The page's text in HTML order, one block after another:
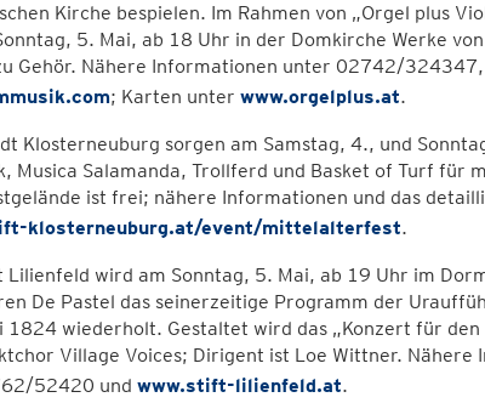
Kirche bespielen. Im Rahmen von „Orgel plus
5. Mai, ab 18 Uhr in der Domkirche Werke
Gehör. Nähere Informationen unter 02742/
; Karten unter www.orgelplus.at.
Klosterneuburg sorgen am Samstag, 4., und
Musica Salamanda, Trollferd und Basket of Turf für
ist frei; nähere Informationen und das
klosterneuburg.at/event/mittelalterfest.
Lilienfeld wird am Sonntag, 5. Mai, ab 19 Uhr im
De Pastel das seinerzeitige Programm der
1824 wiederholt. Gestaltet wird das „Konzert für den
Village Voices; Dirigent ist Loe Wittner. Nähere
52420 und www.stift-lilienfeld.at.